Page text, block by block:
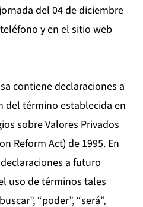
del 04 de diciembre
y en el sitio web
contiene declaraciones a
del término establecida en
sobre Valores Privados
Reform Act) de 1995. En
a futuro
uso de términos tales
“poder”, “será”,